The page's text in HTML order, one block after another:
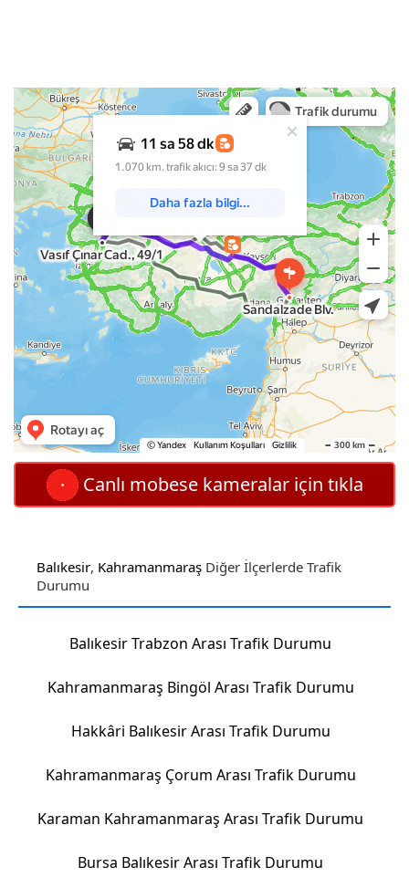
Canlı mobese kameralar için tıkla
Balıkesir, Kahramanmaraş Diğer İlçerlerde Trafik
Durumu
Balıkesir Trabzon Arası Trafik Durumu
Kahramanmaraş Bingöl Arası Trafik Durumu
Hakkâri Balıkesir Arası Trafik Durumu
Kahramanmaraş Çorum Arası Trafik Durumu
Karaman Kahramanmaraş Arası Trafik Durumu
Bursa Balıkesir Arası Trafik Durumu